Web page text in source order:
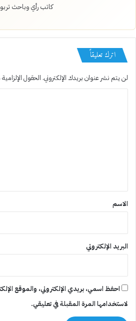
كاتب رأي وباحث
اترك تعليقاً
لن يتم نشر عنوان بريدك الإلكتروني. الحقول
*
الاسم
البريد الإلكتروني
احفظ اسمي، بريدي الإلكتروني، والموقع
لاستخدامها المرة المقبلة في تعليقي.